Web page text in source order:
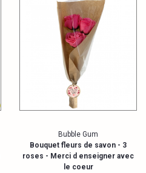
Bubble Gum
Bouquet fleurs de savon - 3
roses - Merci d enseigner avec
le coeur